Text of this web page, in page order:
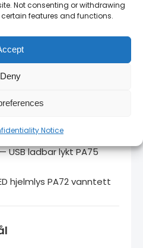
Not consenting or withdrawing
features and functions.
Deny
Notice
Hodelykt PA64
USB ladbar lykt PA75
hjelmlys PA72 vanntett